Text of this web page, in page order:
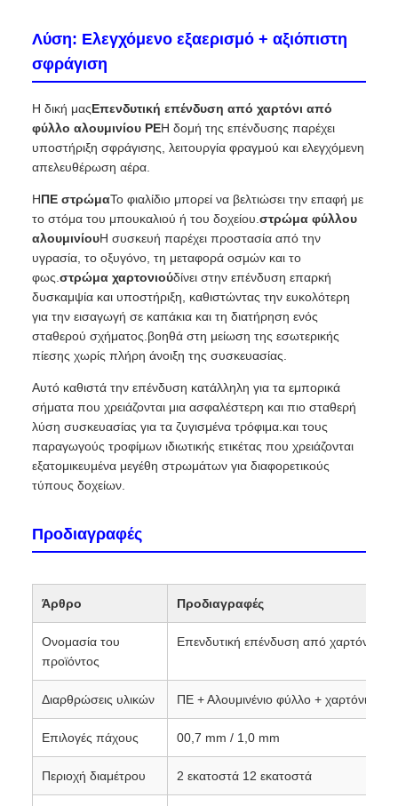
Λύση: Ελεγχόμενο εξαερισμό + αξιόπιστη
σφράγιση
Η δική μαςΕπενδυτική επένδυση από χαρτόνι από
φύλλο αλουμινίου PEΗ δομή της επένδυσης παρέχει
υποστήριξη σφράγισης, λειτουργία φραγμού και ελεγχόμενη
απελευθέρωση αέρα.
ΗΠΕ στρώμαΤο φιαλίδιο μπορεί να βελτιώσει την επαφή με
το στόμα του μπουκαλιού ή του δοχείου.στρώμα φύλλου
αλουμινίουΗ συσκευή παρέχει προστασία από την
υγρασία, το οξυγόνο, τη μεταφορά οσμών και το
φως.στρώμα χαρτονιούδίνει στην επένδυση επαρκή
δυσκαμψία και υποστήριξη, καθιστώντας την ευκολότερη
για την εισαγωγή σε καπάκια και τη διατήρηση ενός
σταθερού σχήματος.βοηθά στη μείωση της εσωτερικής
πίεσης χωρίς πλήρη άνοιξη της συσκευασίας.
Αυτό καθιστά την επένδυση κατάλληλη για τα εμπορικά
σήματα που χρειάζονται μια ασφαλέστερη και πιο σταθερή
λύση συσκευασίας για τα ζυγισμένα τρόφιμα.και τους
παραγωγούς τροφίμων ιδιωτικής ετικέτας που χρειάζονται
εξατομικευμένα μεγέθη στρωμάτων για διαφορετικούς
τύπους δοχείων.
Προδιαγραφές
Άρθρο Προδιαγραφές
Ονομασία του
προϊόντος
Επενδυτική επένδυση από χαρτόνι
Διαρθρώσεις υλικών ΠΕ + Αλουμινένιο φύλλο + χαρτόνι +
Επιλογές πάχους 00,7 mm / 1,0 mm
Περιοχή διαμέτρου 2 εκατοστά 12 εκατοστά